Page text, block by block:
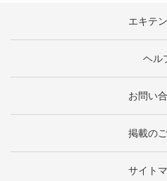
エキテ
ヘル
お問い
掲載の
サイト